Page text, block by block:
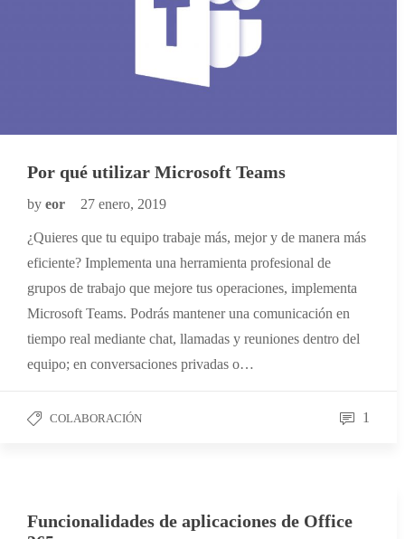
Por qué utilizar Microsoft Teams
by eor 27 enero, 2019
¿Quieres que tu equipo trabaje más, mejor y de manera más
eficiente? Implementa una herramienta profesional de
grupos de trabajo que mejore tus operaciones, implementa
Microsoft Teams. Podrás mantener una comunicación en
tiempo real mediante chat, llamadas y reuniones dentro del
equipo; en conversaciones privadas o…
COLABORACIÓN 1
Funcionalidades de aplicaciones de Office